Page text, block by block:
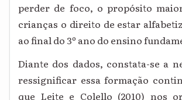
perder de foco, o propósito
crianças o direito de estar
ao final do 3º ano do ensino
Diante dos dados, constata-se a
ressignificar essa formação
que Leite e Colello (2010) nos